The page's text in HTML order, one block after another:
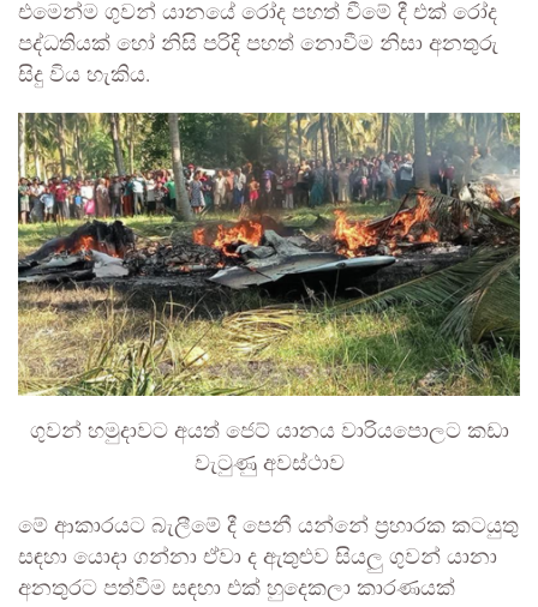
එමෙන්ම ගුවන් යානයේ රෝද පහත් වීමේ දී එක් රෝද
පද්ධතියක් හෝ නිසි පරිදි පහත් නොවීම නිසා අනතුරු
සිදු විය හැකිය.
ගුවන් හමුදාවට අයත් ජෙට් යානය වාරියපොලට කඩා
වැටුණු අවස්ථාව
මේ ආකාරයට බැලීමේ දී පෙනී යන්නේ ප්‍රහාරක කටයුතු
සඳහා යොදා ගන්නා ඒවා ද ඇතුළුව සියලු ගුවන් යානා
අනතුරට පත්වීම සඳහා එක් හුදෙකලා කාරණයක්